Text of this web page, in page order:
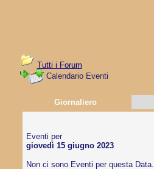
Tutti i Forum
Calendario Eventi
Giornaliero
Eventi per
giovedì 15 giugno 2023
Non ci sono Eventi per questa Data.